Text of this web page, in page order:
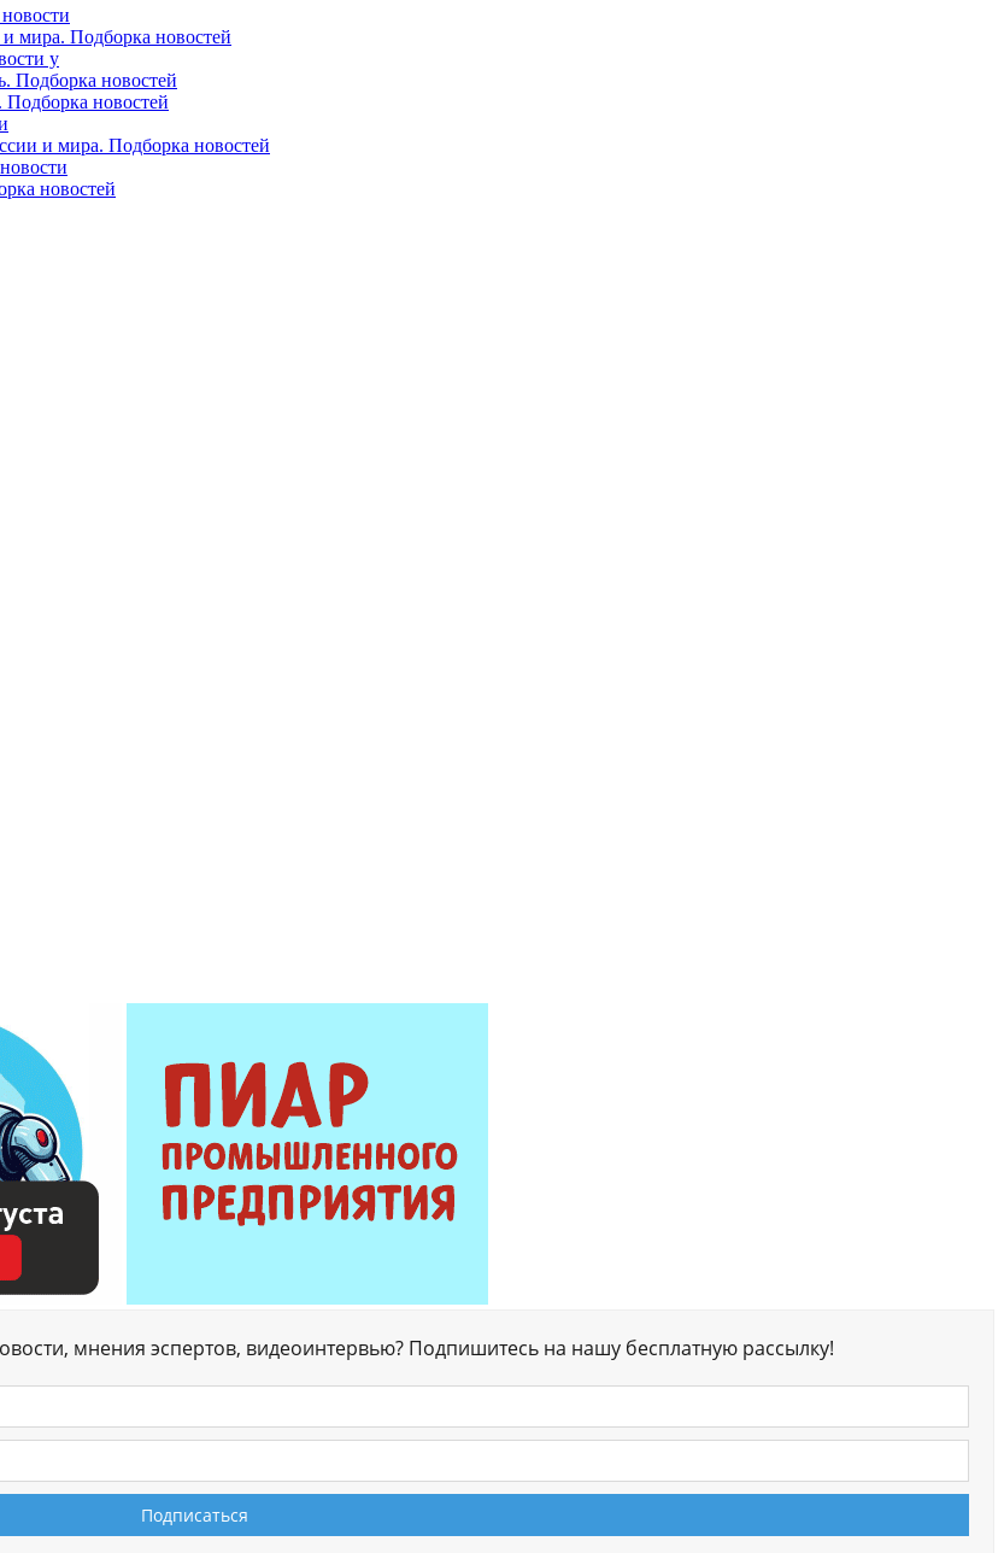
мира. Подборка новостей
у
Подборка новостей
новостей
и мира. Подборка новостей
новостей
мнения эспертов, видеоинтервью? Подпишитесь на нашу бесплатную рассылку!